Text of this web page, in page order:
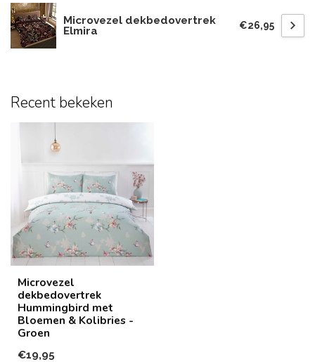
Microvezel dekbedovertrek
Elmira
€26,95
Recent bekeken
Microvezel
dekbedovertrek
Hummingbird met
Bloemen & Kolibries -
Groen
€19,95